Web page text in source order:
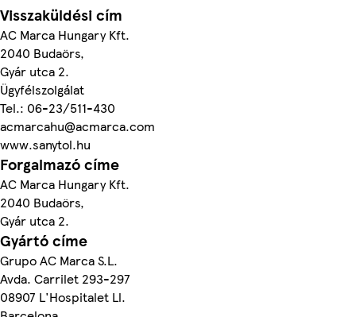
Visszaküldési cím
AC Marca Hungary Kft.
2040 Budaörs,
Gyár utca 2.
Ügyfélszolgálat
Tel.: 06-23/511-430
acmarcahu@acmarca.com
www.sanytol.hu
Forgalmazó címe
AC Marca Hungary Kft.
2040 Budaörs,
Gyár utca 2.
Gyártó címe
Grupo AC Marca S.L.
Avda. Carrilet 293-297
08907 L'Hospitalet Ll.